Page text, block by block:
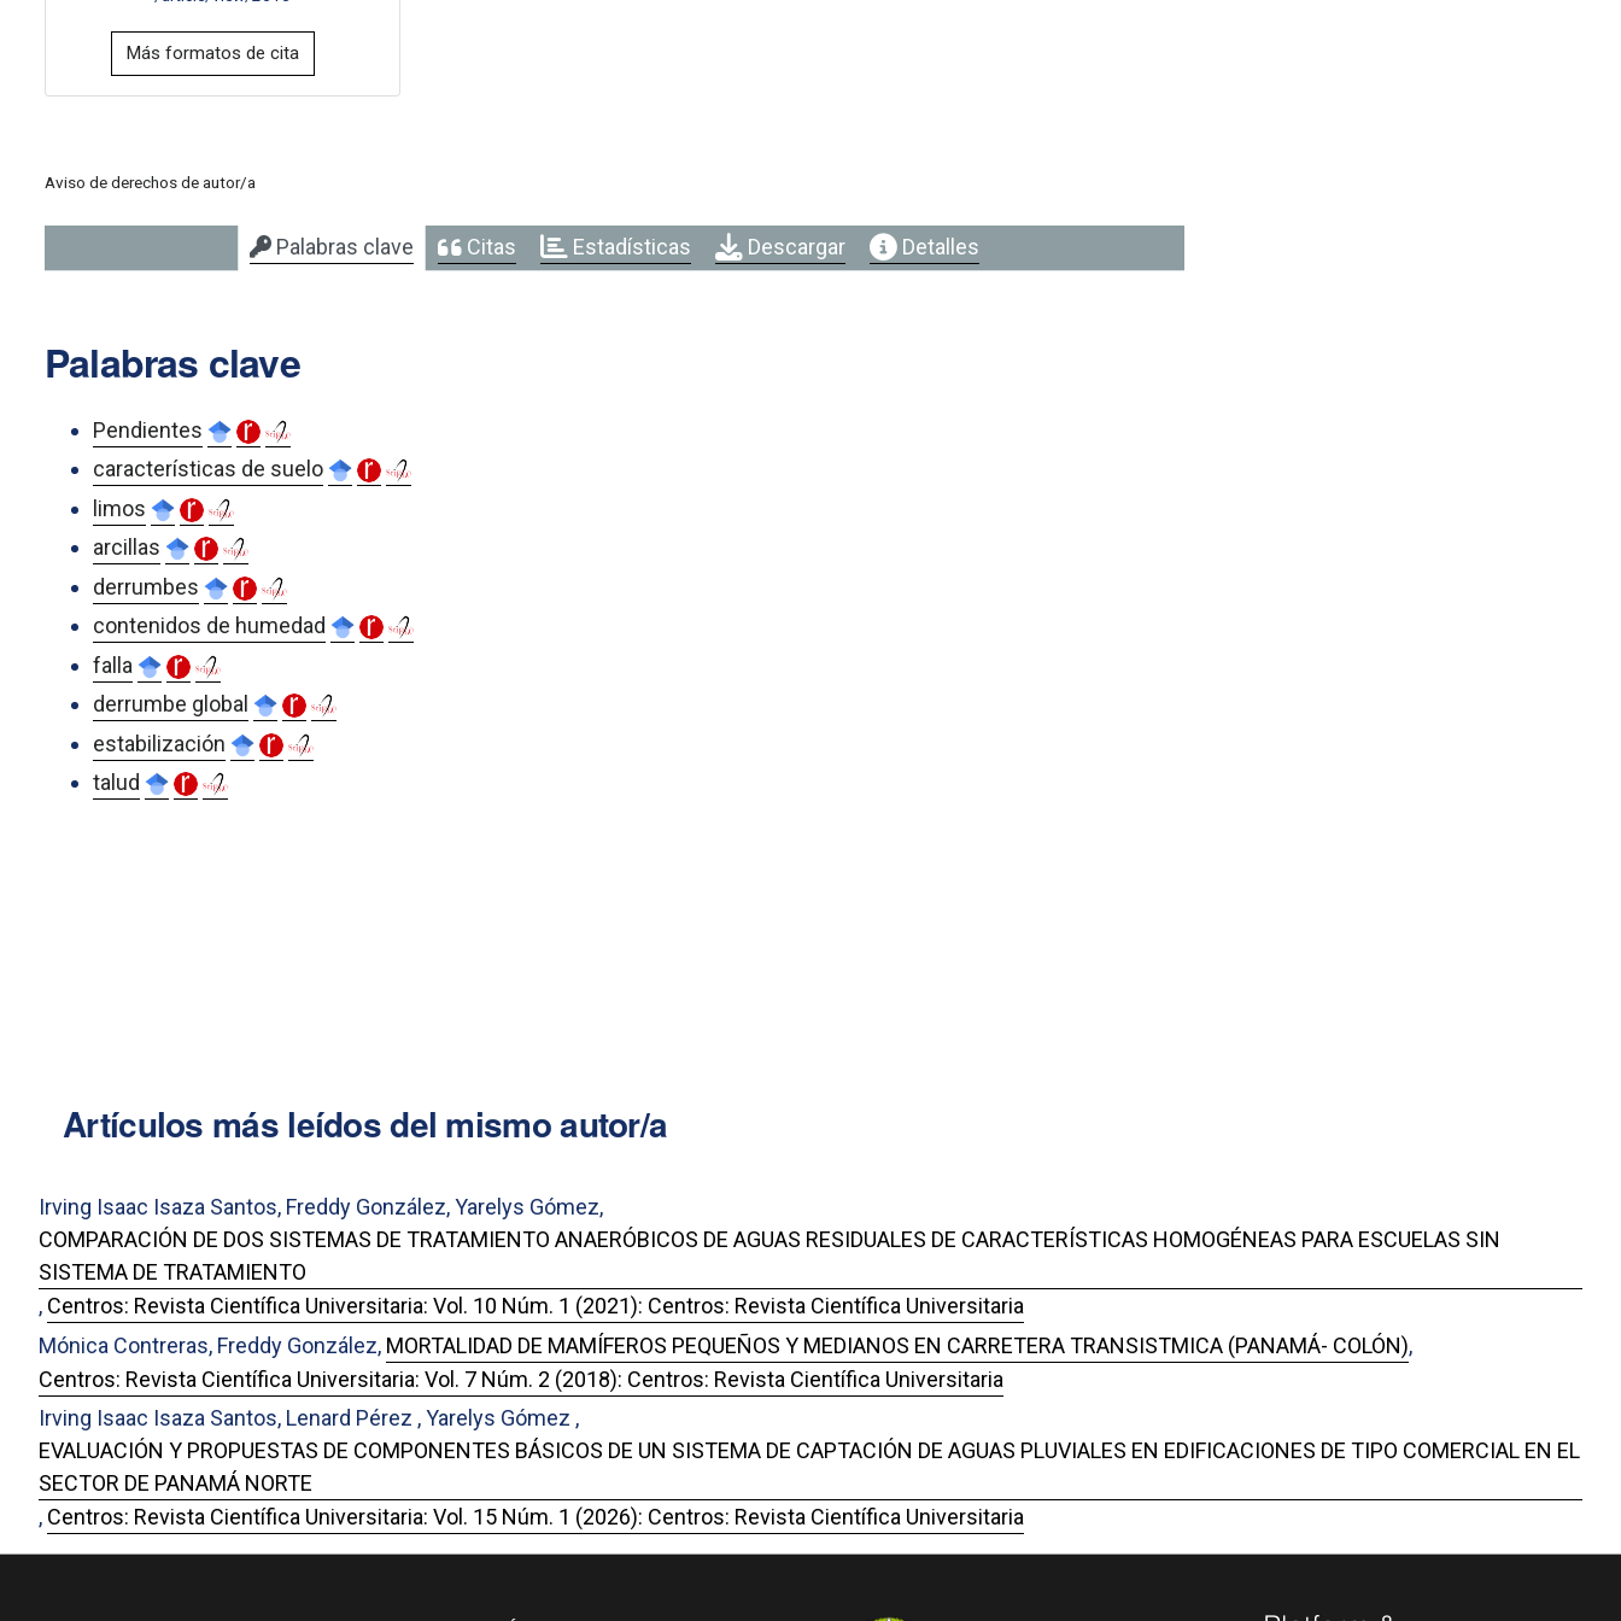
Más formatos de cita
Aviso de derechos de autor/a
Palabras clave Citas Estadísticas Descargar Detalles
Palabras clave
Pendientes
características de suelo
limos
arcillas
derrumbes
contenidos de humedad
falla
derrumbe global
estabilización
talud
Artículos más leídos del mismo autor/a
Irving Isaac Isaza Santos, Freddy González, Yarelys Gómez,
COMPARACIÓN DE DOS SISTEMAS DE TRATAMIENTO ANAERÓBICOS DE AGUAS RESIDUALES DE CARACTERÍSTICAS HOMOGÉNEAS PARA ESCUELAS SIN
SISTEMA DE TRATAMIENTO
, Centros: Revista Científica Universitaria: Vol. 10 Núm. 1 (2021): Centros: Revista Científica Universitaria
Mónica Contreras, Freddy González, MORTALIDAD DE MAMÍFEROS PEQUEÑOS Y MEDIANOS EN CARRETERA TRANSISTMICA (PANAMÁ- COLÓN),
Centros: Revista Científica Universitaria: Vol. 7 Núm. 2 (2018): Centros: Revista Científica Universitaria
Irving Isaac Isaza Santos, Lenard Pérez , Yarelys Gómez ,
EVALUACIÓN Y PROPUESTAS DE COMPONENTES BÁSICOS DE UN SISTEMA DE CAPTACIÓN DE AGUAS PLUVIALES EN EDIFICACIONES DE TIPO COMERCIAL EN EL
SECTOR DE PANAMÁ NORTE
, Centros: Revista Científica Universitaria: Vol. 15 Núm. 1 (2026): Centros: Revista Científica Universitaria